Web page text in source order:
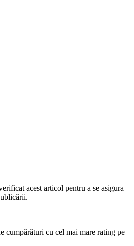
acest articol pentru a se asigura
cumpărături cu cel mai mare rating pe